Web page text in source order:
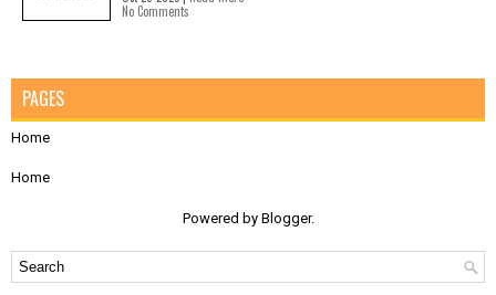
No Comments
PAGES
Home
Home
Powered by Blogger.